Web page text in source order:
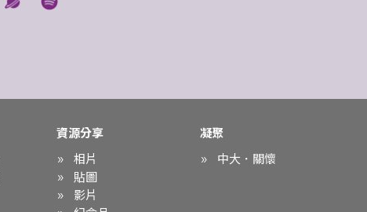
資源分享
相片
貼圖
影片
凝聚
中大．關懷